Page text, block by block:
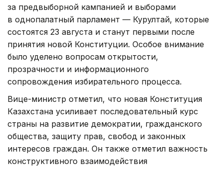
за предвыборной кампанией и выборами
в однопалатный парламент — Курултай, которые
состоятся 23 августа и станут первыми после
принятия новой Конституции. Особое внимание
было уделено вопросам открытости,
прозрачности и информационного
сопровождения избирательного процесса.
Вице-министр отметил, что новая Конституция
Казахстана усиливает последовательный курс
страны на развитие демократии, гражданского
общества, защиту прав, свобод и законных
интересов граждан. Он также отметил важность
конструктивного взаимодействия